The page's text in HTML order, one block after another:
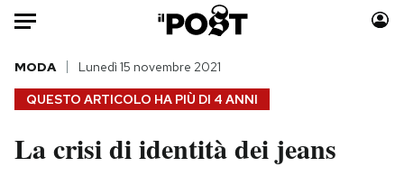
Auto
HOME
Italia
Moda
QUESTO ARTICOLO HA PIÙ DI 4 ANNI
MODA Lunedì 15 novembre 2021
La crisi di identità dei jeans